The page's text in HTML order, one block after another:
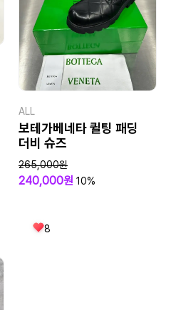
ALL
보테가베네타 퀼팅 패딩
더비 슈즈
265,000원
240,000원 10%
8